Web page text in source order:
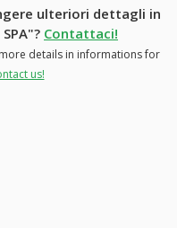
ulteriori dettagli in
Contattaci!
details in informations for
us!